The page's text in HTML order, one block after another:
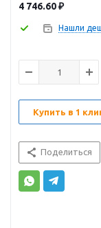
4 746.60₽
Нашли
Купить в 1
Поделиться